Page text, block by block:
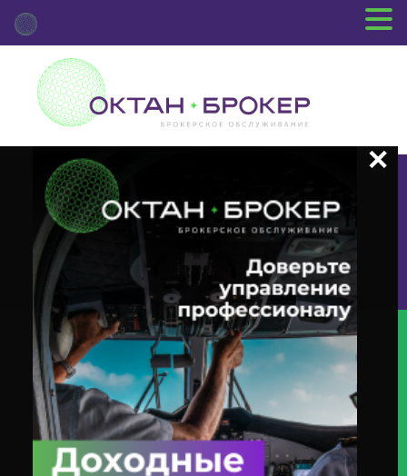
+7 (3812) 29-00-92
г.Омск ул.Красный Путь, 109 оф.510
Главная Новости Депозитария
(XMET) О Корпоративном
Действии «Внеочередное Заседание Общего Собрания Акционеров
Или Заочное Голосование Для Принятия Решений Общим Собранием
Акционеров» С Ценными Бумагами Эмитента ПАО «ТНС Энерго Ростов-
На-Дону» ИНН 6168002922 (акции 1-01-50095-A / ISIN RU000A0D8PB4,
2-01-50095-A / ISIN RU000A0D8PC2)